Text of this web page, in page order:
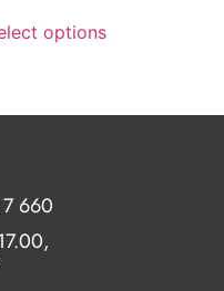
options
660